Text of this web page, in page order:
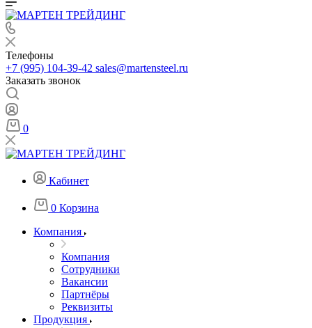
Телефоны
+7 (995) 104-39-42 sales@martensteel.ru
Заказать звонок
0
Кабинет
0 Корзина
Компания
Компания
Сотрудники
Вакансии
Партнёры
Реквизиты
Продукция